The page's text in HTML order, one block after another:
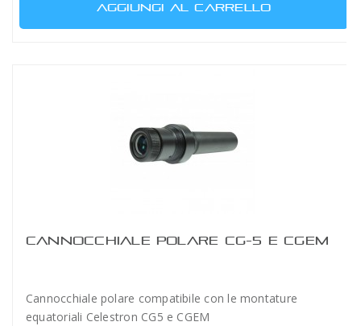
AGGIUNGI AL CARRELLO
CANNOCCHIALE POLARE CG-5 E CGEM
Cannocchiale polare compatibile con le montature
equatoriali Celestron CG5 e CGEM